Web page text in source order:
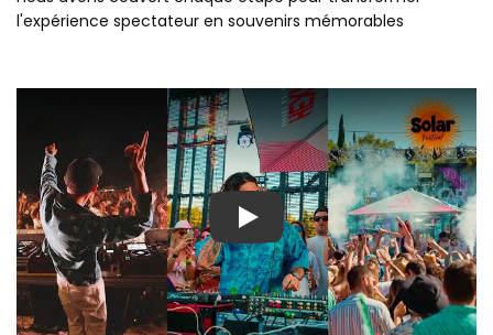
l'expérience spectateur en souvenirs mémorables
Play